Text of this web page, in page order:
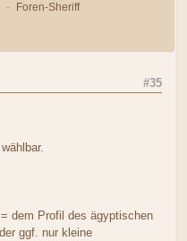
Foren-Sheriff
#35
dem Profil des ägyptischen
ggf. nur kleine